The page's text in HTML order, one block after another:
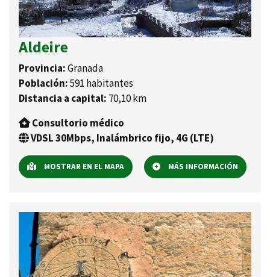
Aldeire
Provincia:Granada
Población:591 habitantes
Distancia a capital: 70,10 km
Consultorio médico
VDSL 30Mbps, Inalámbrico fijo, 4G (LTE)
MOSTRAR EN EL MAPA MÁS INFORMACIÓN